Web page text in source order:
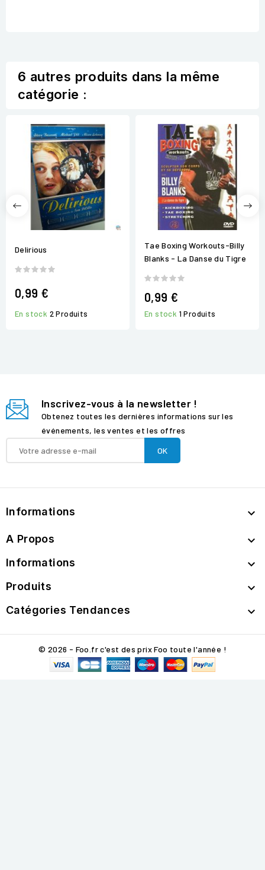
6 autres produits dans la même
catégorie :
Delirious
0,99 €
En stock 2 Produits
Tae Boxing Workouts-Billy
Blanks - La Danse du Tigre
0,99 €
En stock 1 Produits
Inscrivez-vous à la newsletter !
Obtenez toutes les dernières informations sur les
événements, les ventes et les offres
Informations 
A Propos 
Informations 
Produits 
Catégories Tendances 
© 2026 - Foo.fr c'est des prix Foo toute l'année !